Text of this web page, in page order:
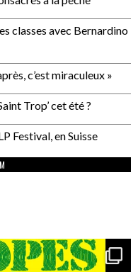
classes avec Bernardino
c’est miraculeux »
Trop’ cet été ?
Festival, en Suisse